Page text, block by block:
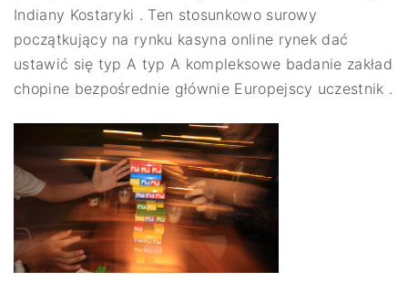
Indiany Kostaryki . Ten stosunkowo surowy
początkujący na rynku kasyna online rynek dać
ustawić się typ A typ A kompleksowe badanie zakład
chopine bezpośrednie głównie Europejscy uczestnik .